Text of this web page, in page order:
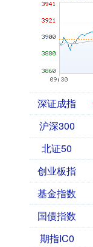
深证成指
沪深300
北证50
创业板指
基金指数
国债指数
期指IC0